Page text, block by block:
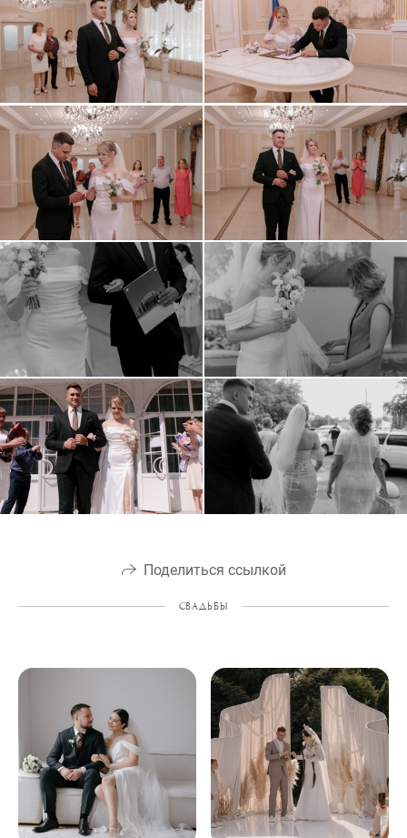
Поделиться ссылкой
СВАДЬБЫ